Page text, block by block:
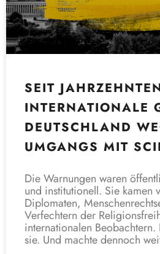
SEIT
INTERNATIONALE
DEUTSCHLAND
UMGANGS MIT
Die Warnungen waren
und institutionell. Sie kamen
Diplomaten,
Verfechtern der
internationalen
sie. Und machte dennoch